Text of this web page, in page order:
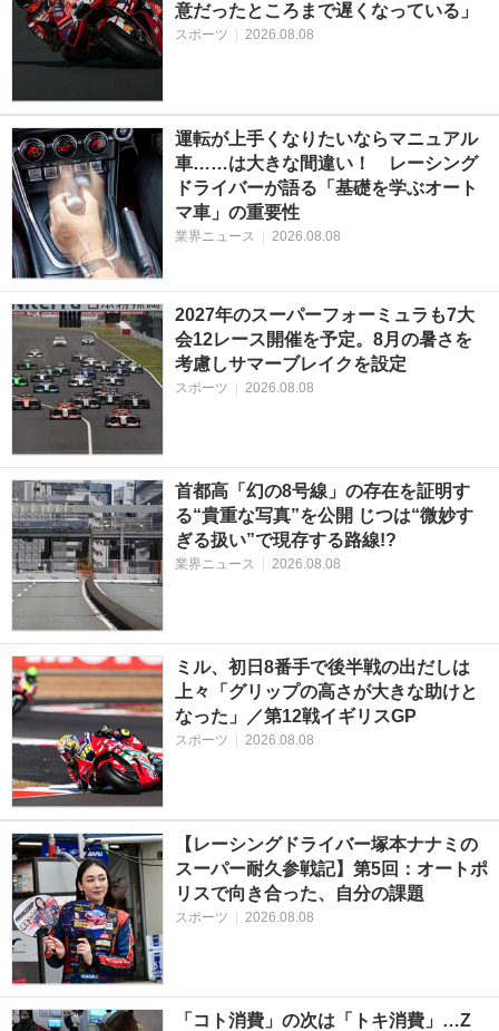
意だったところまで遅くなっている」
スポーツ | 2026.08.08
運転が上手くなりたいならマニュアル
車……は大きな間違い！ レーシング
ドライバーが語る「基礎を学ぶオート
マ車」の重要性
業界ニュース | 2026.08.08
2027年のスーパーフォーミュラも7大
会12レース開催を予定。8月の暑さを
考慮しサマーブレイクを設定
スポーツ | 2026.08.08
首都高「幻の8号線」の存在を証明す
る“貴重な写真”を公開 じつは“微妙す
ぎる扱い”で現存する路線!?
業界ニュース | 2026.08.08
ミル、初日8番手で後半戦の出だしは
上々「グリップの高さが大きな助けと
なった」／第12戦イギリスGP
スポーツ | 2026.08.08
【レーシングドライバー塚本ナナミの
スーパー耐久参戦記】第5回：オートポ
リスで向き合った、自分の課題
スポーツ | 2026.08.08
「コト消費」の次は「トキ消費」…Z